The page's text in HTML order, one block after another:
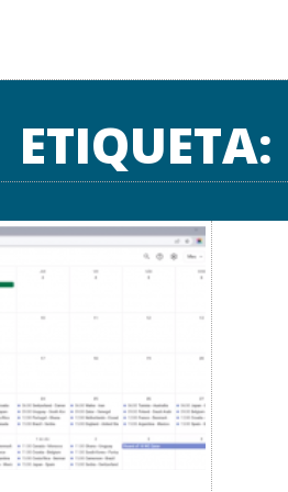
ETIQUETA: